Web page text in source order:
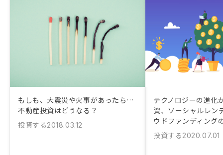
もしも、大震災や火事があったら…
不動産投資はどうなる？
投資する2018.03.12
テクノロジーの進化
資、ソーシャルレン
ウドファンディング
投資する2020.07.01